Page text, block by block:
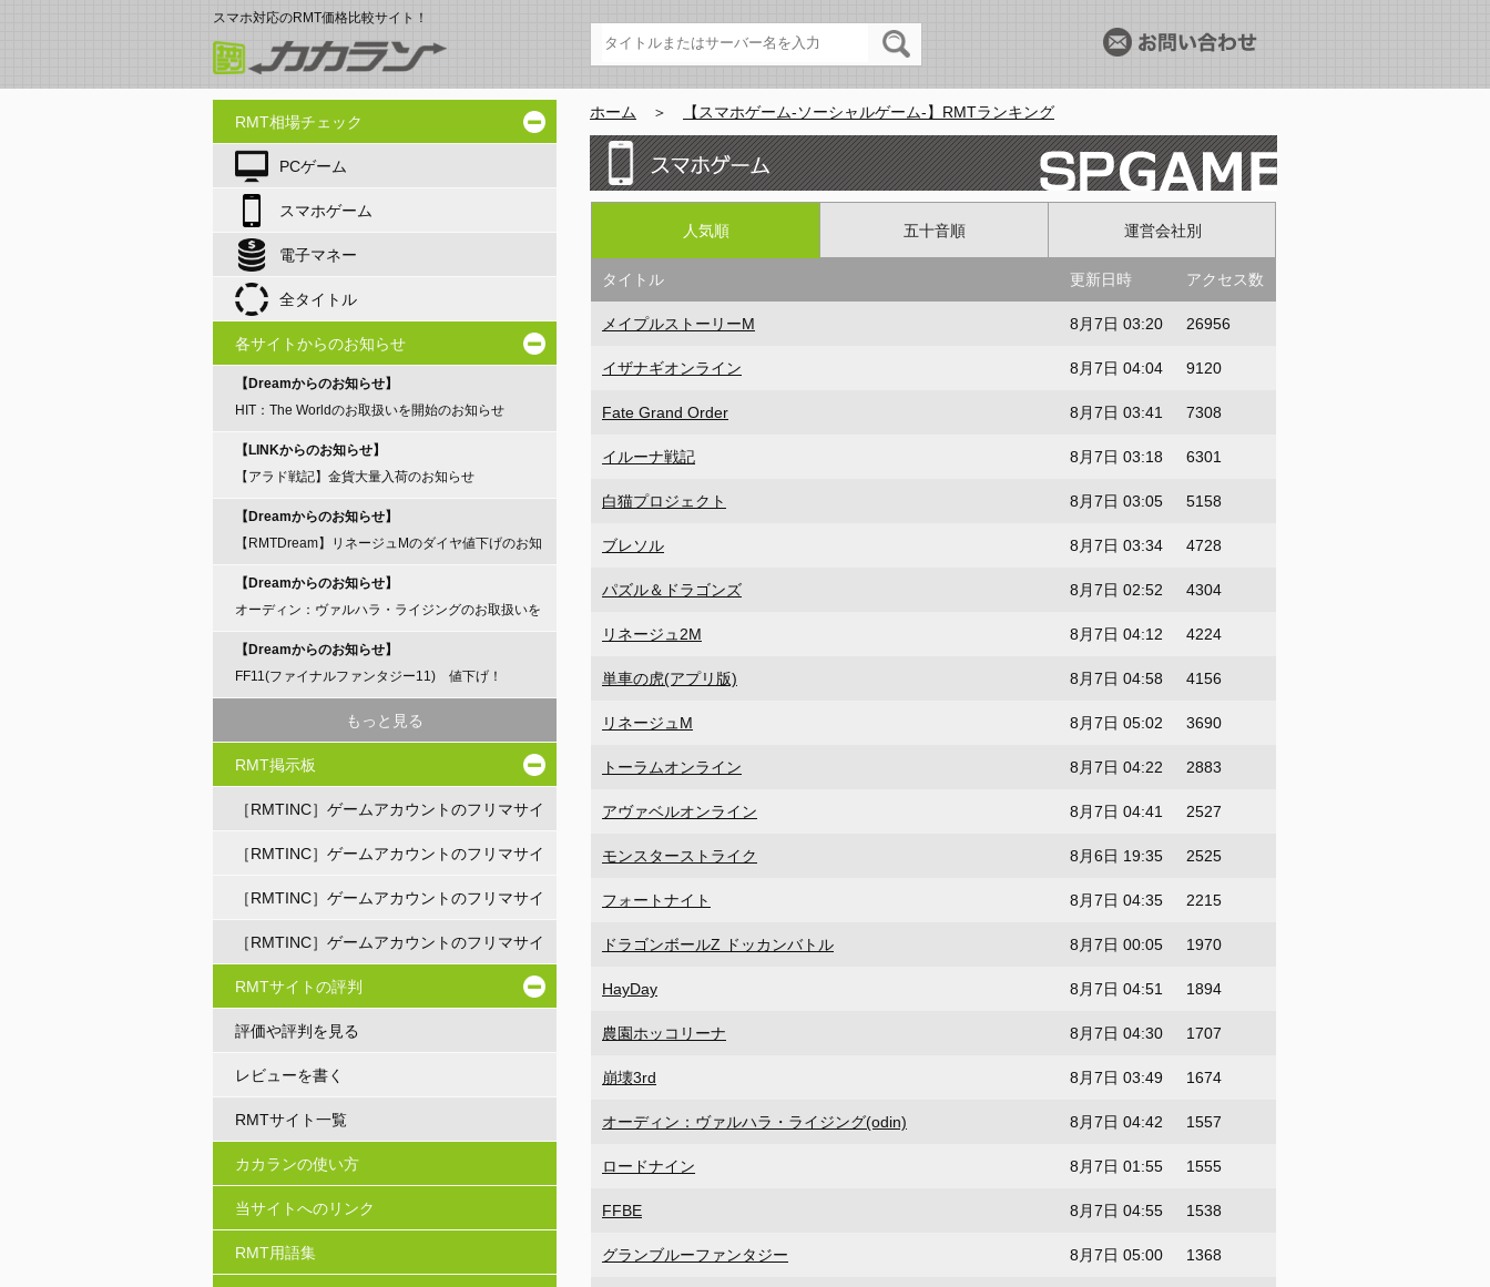
スマホ対応のRMT価格比較サイト！
RMT相場チェック
PCゲーム
スマホゲーム
電子マネー
全タイトル
各サイトからのお知らせ
【Dreamからのお知らせ】
HIT：The Worldのお取扱いを開始のお知らせ
【LINKからのお知らせ】
【アラド戦記】金貨大量入荷のお知らせ
【Dreamからのお知らせ】
【RMTDream】リネージュMのダイヤ値下げのお知
【Dreamからのお知らせ】
オーディン：ヴァルハラ・ライジングのお取扱いを
【Dreamからのお知らせ】
FF11(ファイナルファンタジー11) 値下げ！
もっと見る
RMT掲示板
［RMTINC］ゲームアカウントのフリマサイ
ト［RMTINC］ゲームアカウントのフリマサイ
ト［RMTINC］ゲームアカウントのフリマサイ
ト［RMTINC］ゲームアカウントのフリマサイ
ト
RMTサイトの評判
評価や評判を見る
レビューを書く
RMTサイト一覧
カカランの使い方
当サイトへのリンク
RMT用語集
ホーム ＞ 【スマホゲーム-ソーシャルゲーム-】RMTランキング
人気順 五十音順 運営会社別
タイトル 更新日時 アクセス数
メイプルストーリーM 8月7日 03:20 26956
イザナギオンライン 8月7日 04:04 9120
Fate Grand Order 8月7日 03:41 7308
イルーナ戦記 8月7日 03:18 6301
白猫プロジェクト 8月7日 03:05 5158
ブレソル 8月7日 03:34 4728
パズル＆ドラゴンズ 8月7日 02:52 4304
リネージュ2M 8月7日 04:12 4224
単車の虎(アプリ版) 8月7日 04:58 4156
リネージュM 8月7日 05:02 3690
トーラムオンライン 8月7日 04:22 2883
アヴァベルオンライン 8月7日 04:41 2527
モンスターストライク 8月6日 19:35 2525
フォートナイト 8月7日 04:35 2215
ドラゴンボールZ ドッカンバトル 8月7日 00:05 1970
HayDay 8月7日 04:51 1894
農園ホッコリーナ 8月7日 04:30 1707
崩壊3rd 8月7日 03:49 1674
オーディン：ヴァルハラ・ライジング(odin) 8月7日 04:42 1557
ロードナイン 8月7日 01:55 1555
FFBE 8月7日 04:55 1538
グランブルーファンタジー 8月7日 05:00 1368